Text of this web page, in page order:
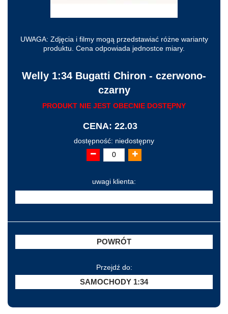
UWAGA: Zdjęcia i filmy mogą przedstawiać różne warianty
produktu. Cena odpowiada jednostce miary.
Welly 1:34 Bugatti Chiron - czerwono-
czarny
PRODUKT NIE JEST OBECNIE DOSTĘPNY
CENA: 22.03
dostępność: niedostępny
uwagi klienta:
POWRÓT
Przejdź do:
SAMOCHODY 1:34